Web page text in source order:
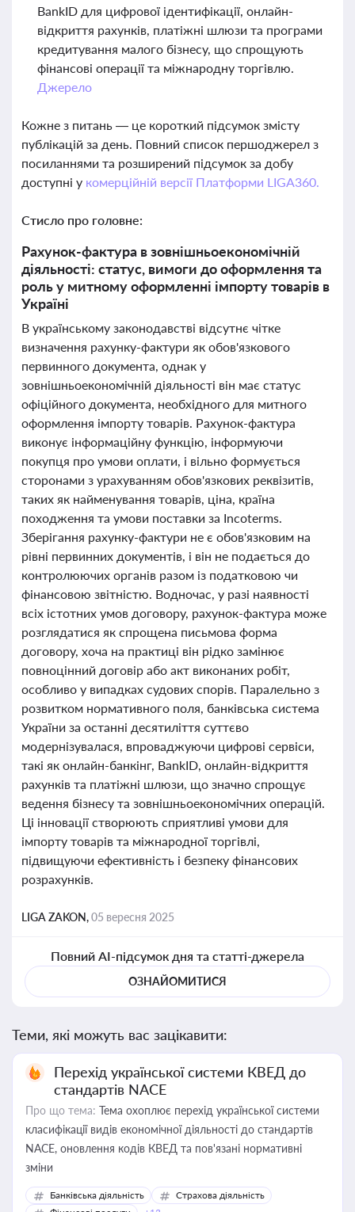
BankID для цифрової ідентифікації, онлайн-
відкриття рахунків, платіжні шлюзи та програми
кредитування малого бізнесу, що спрощують
фінансові операції та міжнародну торгівлю.
Джерело
Кожне з питань — це короткий підсумок змісту
публікацій за день. Повний список першоджерел з
посиланнями та розширений підсумок за добу
доступні у комерційній версії Платформи LIGA360.
Стисло про головне:
Рахунок-фактура в зовнішньоекономічній
діяльності: статус, вимоги до оформлення та
роль у митному оформленні імпорту товарів в
Україні
В українському законодавстві відсутнє чітке
визначення рахунку-фактури як обов'язкового
первинного документа, однак у
зовнішньоекономічній діяльності він має статус
офіційного документа, необхідного для митного
оформлення імпорту товарів. Рахунок-фактура
виконує інформаційну функцію, інформуючи
покупця про умови оплати, і вільно формується
сторонами з урахуванням обов'язкових реквізитів,
таких як найменування товарів, ціна, країна
походження та умови поставки за Incoterms.
Зберігання рахунку-фактури не є обов'язковим на
рівні первинних документів, і він не подається до
контролюючих органів разом із податковою чи
фінансовою звітністю. Водночас, у разі наявності
всіх істотних умов договору, рахунок-фактура може
розглядатися як спрощена письмова форма
договору, хоча на практиці він рідко замінює
повноцінний договір або акт виконаних робіт,
особливо у випадках судових спорів. Паралельно з
розвитком нормативного поля, банківська система
України за останні десятиліття суттєво
модернізувалася, впроваджуючи цифрові сервіси,
такі як онлайн-банкінг, BankID, онлайн-відкриття
рахунків та платіжні шлюзи, що значно спрощує
ведення бізнесу та зовнішньоекономічних операцій.
Ці інновації створюють сприятливі умови для
імпорту товарів та міжнародної торгівлі,
підвищуючи ефективність і безпеку фінансових
розрахунків.
LIGA ZAKON,05 вересня 2025
Повний AI-підсумок дня та статті-джерела
ОЗНАЙОМИТИСЯ
Теми, які можуть вас зацікавити:
Перехід української системи КВЕД до
стандартів NACE
Про що тема: Тема охоплює перехід української системи
класифікації видів економічної діяльності до стандартів
NACE, оновлення кодів КВЕД та пов'язані нормативні
зміни
Банківська діяльність
Страхова діяльність